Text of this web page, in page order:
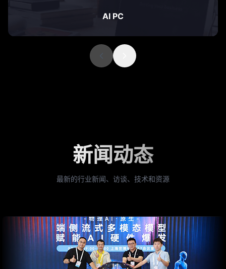
AI PC
新闻动态
最新的行业新闻、访谈、技术和资源